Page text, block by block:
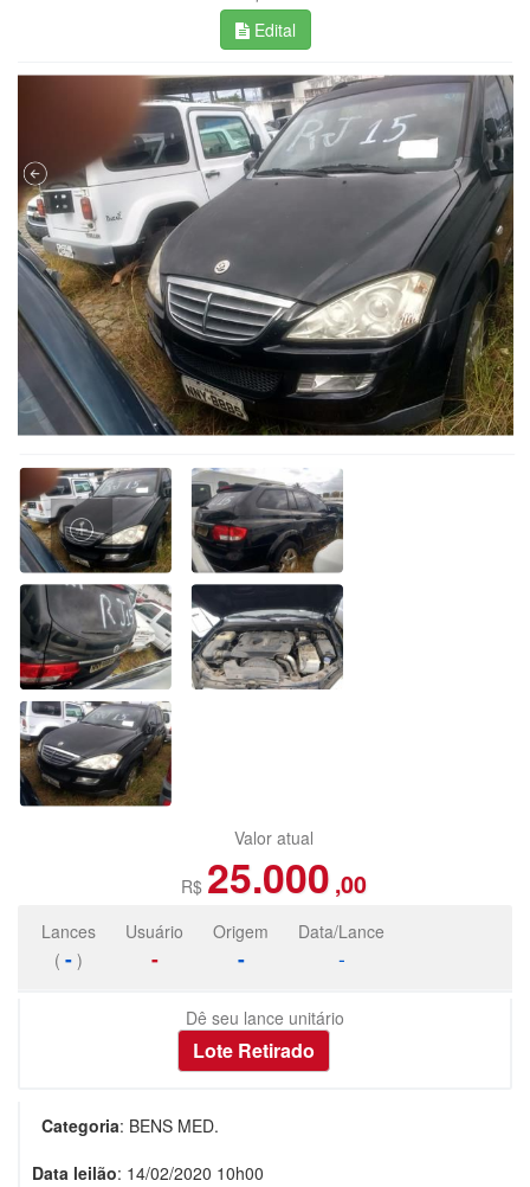
Edital
Valor atual
R$ 25.000 ,00
Lances
( - )
Usuário
-
Origem
-
Data/Lance
-
Dê seu lance unitário
Categoria: BENS MED.
Data leilão: 14/02/2020 10h00